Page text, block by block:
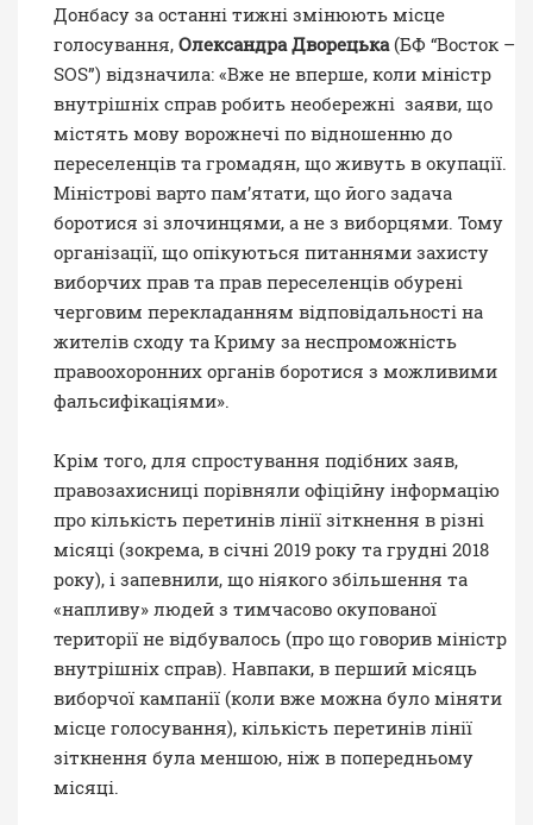
Донбасу за останні тижні змінюють місце
голосування, Олександра Дворецька(БФ “Восток –
SOS”) відзначила: «Вже не вперше, коли міністр
внутрішніх справ робить необережні заяви, що
містять мову ворожнечі по відношенню до
переселенців та громадян, що живуть в окупації.
Міністрові варто пам’ятати, що його задача
боротися зі злочинцями, а не з виборцями. Тому
організації, що опікуються питаннями захисту
виборчих прав та прав переселенців обурені
черговим перекладанням відповідальності на
жителів сходу та Криму за неспроможність
правоохоронних органів боротися з можливими
фальсифікаціями».
Крім того, для спростування подібних заяв,
правозахисниці порівняли офіційну інформацію
про кількість перетинів лінії зіткнення в різні
місяці (зокрема, в січні 2019 року та грудні 2018
року), і запевнили, що ніякого збільшення та
«напливу» людей з тимчасово окупованої
території не відбувалось (про що говорив міністр
внутрішніх справ). Навпаки, в перший місяць
виборчої кампанії (коли вже можна було міняти
місце голосування), кількість перетинів лінії
зіткнення була меншою, ніж в попередньому
місяці.